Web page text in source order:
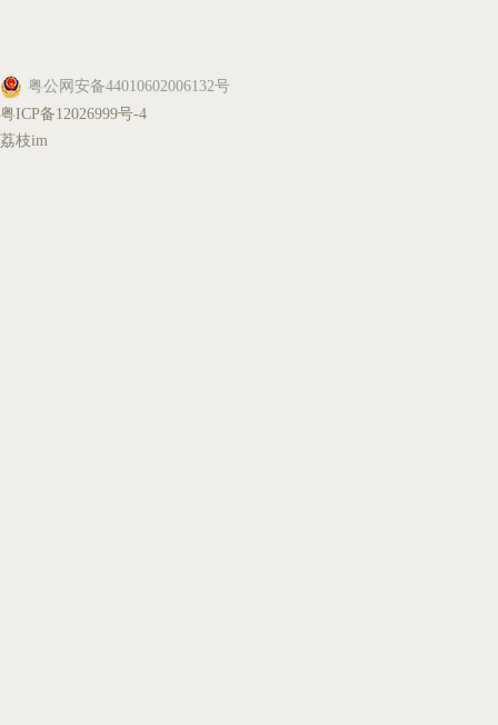
粤公网安备44010602006132号
粤ICP备12026999号-4
荔枝im